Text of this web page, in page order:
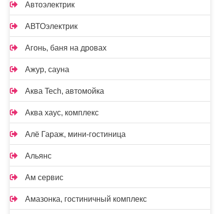
Автоэлектрик
АВТОэлектрик
Агонь, баня на дровах
Ажур, сауна
Аква Tech, автомойка
Аква хаус, комплекс
Алё Гараж, мини-гостиница
Альянс
Ам сервис
Амазонка, гостиничный комплекс